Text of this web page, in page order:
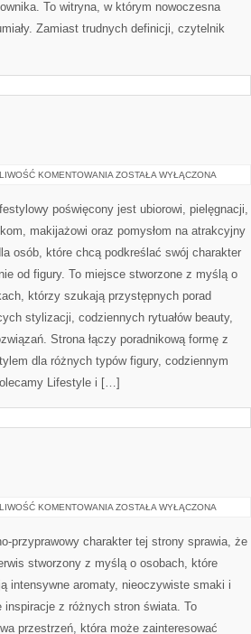
To witryna, w którym nowoczesna
Zamiast trudnych definicji, czytelnik
KOMENTOWANIA PORADNIK
ZOSTAŁA WYŁĄCZONA
poświęcony jest ubiorowi, pielęgnacji,
makijażowi oraz pomysłom na atrakcyjny
osób, które chcą podkreślać swój charakter
od figury. To miejsce stworzone z myślą o
którzy szukają przystępnych porad
stylizacji, codziennych rytuałów beauty,
Strona łączy poradnikową formę z
dla różnych typów figury, codziennym
Lifestyle i […]
KOMENTOWANIA IKONY
ZOSTAŁA WYŁĄCZONA
przyprawowy charakter tej strony sprawia, że
stworzony z myślą o osobach, które
intensywne aromaty, nieoczywiste smaki i
inspiracje z różnych stron świata. To
przestrzeń, która może zainteresować